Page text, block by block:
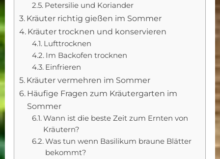
Petersilie und Koriander
Kräuter richtig gießen im Sommer
Kräuter trocknen und konservieren
Lufttrocknen
Im Backofen trocknen
Einfrieren
Kräuter vermehren im Sommer
Häufige Fragen zum Kräutergarten im
Sommer
Wann ist die beste Zeit zum Ernten von
Kräutern?
Was tun wenn Basilikum braune Blätter
bekommt?